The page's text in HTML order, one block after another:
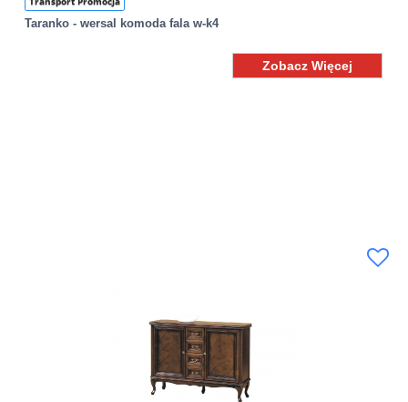
Taranko - wersal komoda fala w-k4
Zobacz Więcej